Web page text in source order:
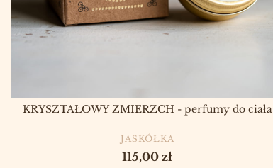
KRYSZTAŁOWY ZMIERZCH - perfumy do ciała
PRODUCENT
JASKÓŁKA
Cena
115,00 zł